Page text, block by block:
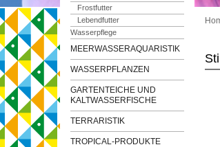
Frostfutter
Lebendfutter
Wasserpflege
MEERWASSERAQUARISTIK
WASSERPFLANZEN
GARTENTEICHE UND
KALTWASSERFISCHE
TERRARISTIK
TROPICAL-PRODUKTE